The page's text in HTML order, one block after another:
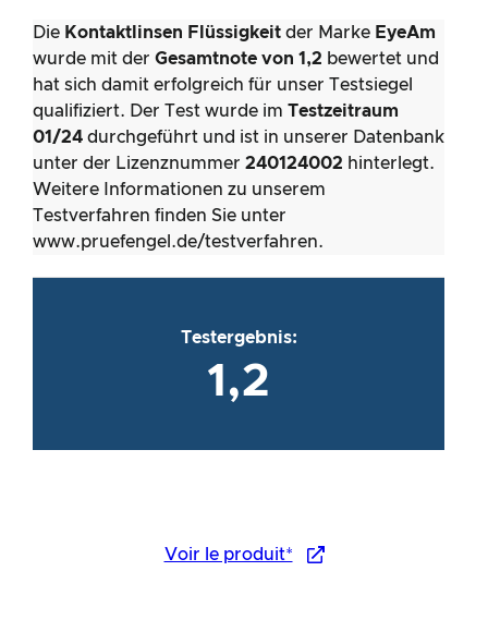
Die Kontaktlinsen Flüssigkeit der Marke EyeAm
wurde mit der Gesamtnote von 1,2 bewertet und
hat sich damit erfolgreich für unser Testsiegel
qualifiziert. Der Test wurde im Testzeitraum
01/24 durchgeführt und ist in unserer Datenbank
unter der Lizenznummer 240124002 hinterlegt.
Weitere Informationen zu unserem
Testverfahren finden Sie unter
www.pruefengel.de/testverfahren.
Testergebnis:
1,2
Voir le produit*